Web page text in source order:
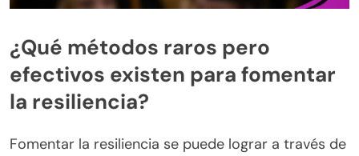
¿Qué métodos raros pero
efectivos existen para fomentar
la resiliencia?
Fomentar la resiliencia se puede lograr a través de